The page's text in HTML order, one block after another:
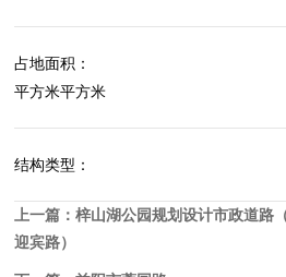
占地面积：
平方米平方米
结构类型：
上一篇：梓山湖公园规划设计市政道路
迎宾路）